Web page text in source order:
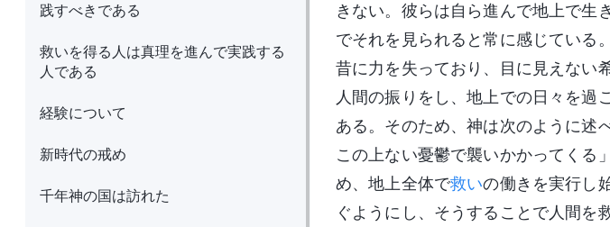
践すべきである
救いを得る人は真理を進んで実践する
人である
経験について
新時代の戒め
千年神の国は訪れた
きない。彼らは自ら進んで地上で生
でそれを見られると常に感じている
昔に力を失っており、目に見えない
人間の振りをし、地上での日々を過
ある。そのため、神は次のように述
この上ない憂鬱で襲いかかってくる
め、地上全体で救いの働きを実行し
ぐようにし、そうすることで人間を